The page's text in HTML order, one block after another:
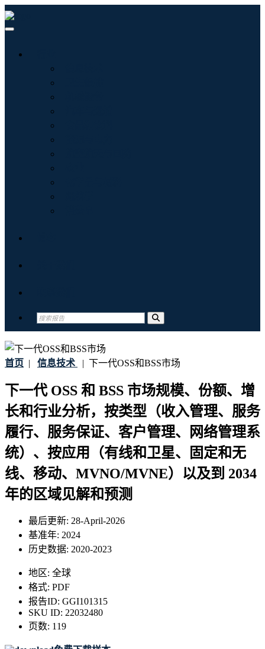
首页 | 信息技术 | 下一代OSS和BSS市场
下一代 OSS 和 BSS 市场规模、份额、增
长和行业分析，按类型（收入管理、服务
履行、服务保证、客户管理、网络管理系
统）、按应用（有线和卫星、固定和无
线、移动、MVNO/MVNE）以及到 2034
年的区域见解和预测
最后更新: 28-April-2026
基准年: 2024
历史数据: 2020-2023
地区: 全球
格式: PDF
报告ID: GGI101315
SKU ID: 22032480
页数: 119